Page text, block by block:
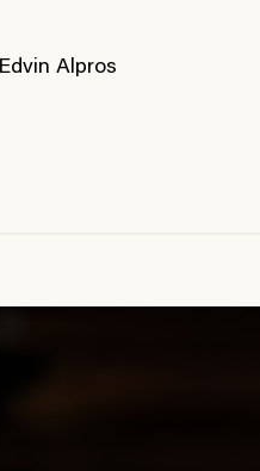
Edvin Alpros